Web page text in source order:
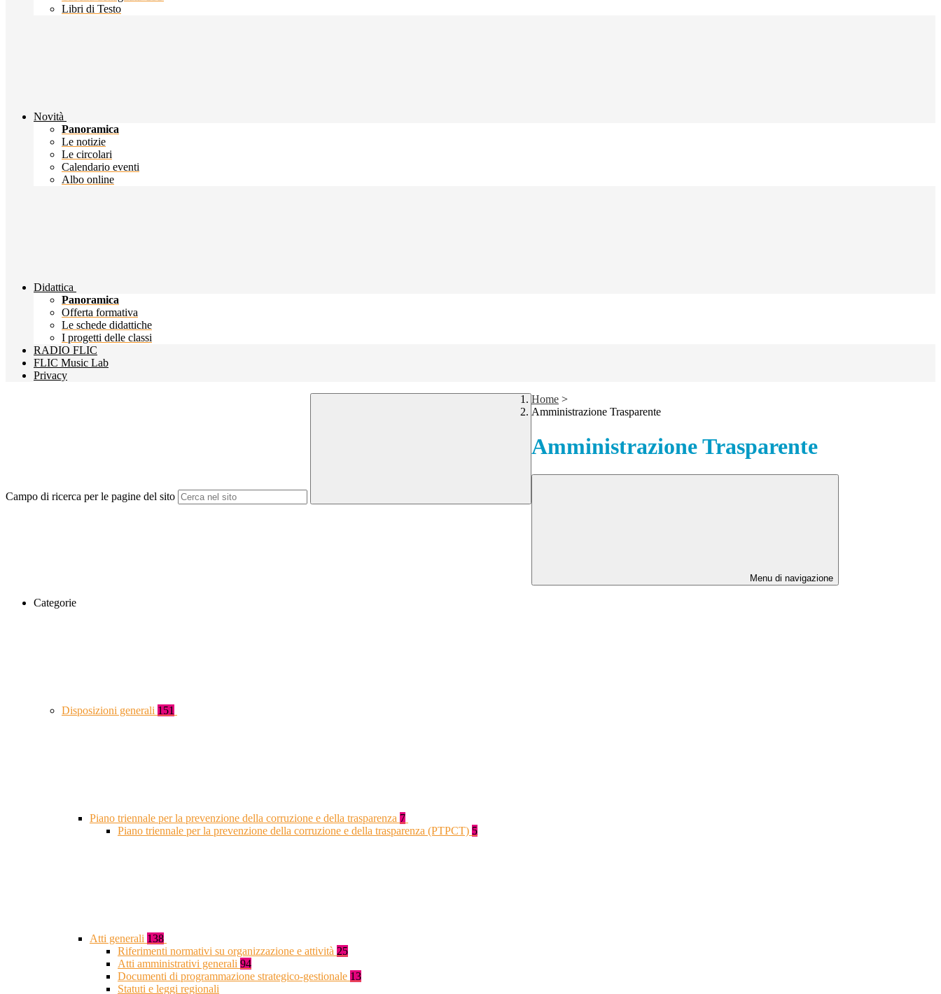
Libri di Testo
Novità
Panoramica
Le notizie
Le circolari
Calendario eventi
Albo online
Didattica
Panoramica
Offerta formativa
Le schede didattiche
I progetti delle classi
RADIO FLIC
FLIC Music Lab
Privacy
Campo di ricerca per le pagine del sito
Home >
Amministrazione Trasparente
Amministrazione Trasparente
Menu di navigazione
Categorie
Disposizioni generali 151
Piano triennale per la prevenzione della corruzione e della trasparenza 7
Piano triennale per la prevenzione della corruzione e della trasparenza (PTPCT) 5
Atti generali 138
Riferimenti normativi su organizzazione e attività 25
Atti amministrativi generali 94
Documenti di programmazione strategico-gestionale 13
Statuti e leggi regionali